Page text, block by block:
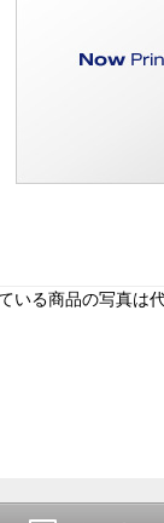
いる商品の写真は